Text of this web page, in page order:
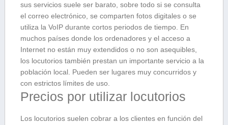
sus servicios suele ser barato, sobre todo si se consulta
el correo electrónico, se comparten fotos digitales o se
utiliza la VoIP durante cortos periodos de tiempo. En
muchos países donde los ordenadores y el acceso a
Internet no están muy extendidos o no son asequibles,
los locutorios también prestan un importante servicio a la
población local. Pueden ser lugares muy concurridos y
con estrictos límites de uso.
Precios por utilizar locutorios
Los locutorios suelen cobrar a los clientes en función del